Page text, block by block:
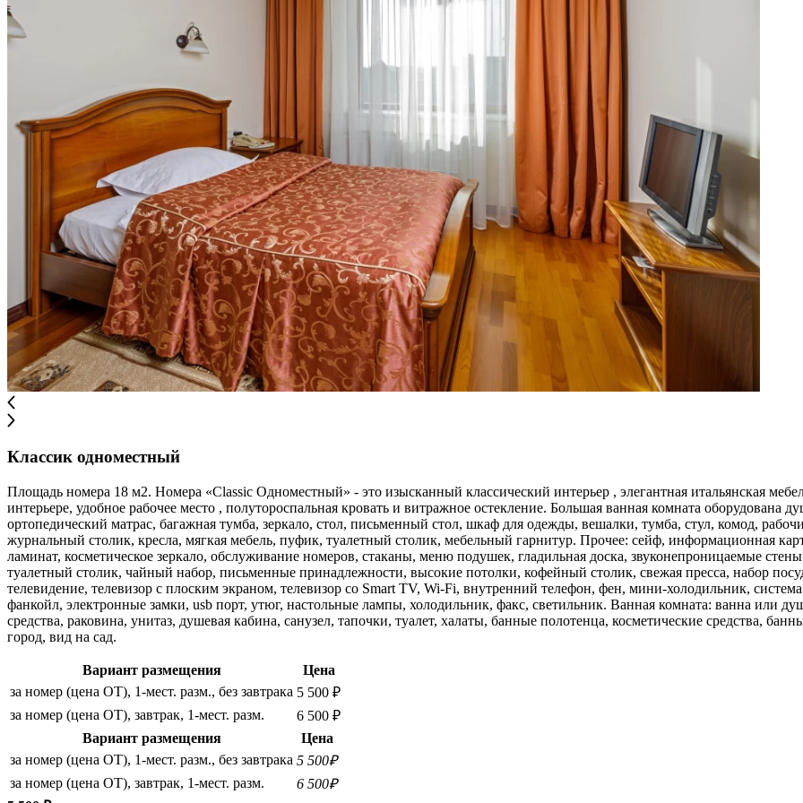
Классик одноместный
Площадь номера 18 м2. Номера «Classic Одноместный» - это изысканный классический интерьер , элегантная итальянская
интерьере, удобное рабочее место , полутороспальная кровать и витражное остекление. Большая ванная комната оборудована
ортопедический матрас, багажная тумба, зеркало, стол, письменный стол, шкаф для одежды, вешалки, тумба, стул, комод,
журнальный столик, кресла, мягкая мебель, пуфик, туалетный столик, мебельный гарнитур. Прочее: сейф, информационная
ламинат, косметическое зеркало, обслуживание номеров, стаканы, меню подушек, гладильная доска, звуконепроницаемые
туалетный столик, чайный набор, письменные принадлежности, высокие потолки, кофейный столик, свежая пресса, набор
телевидение, телевизор с плоским экраном, телевизор со Smart TV, Wi-Fi, внутренний телефон, фен, мини-холодильник,
фанкойл, электронные замки, usb порт, утюг, настольные лампы, холодильник, факс, светильник. Ванная комната: ванна или
средства, раковина, унитаз, душевая кабина, санузел, тапочки, туалет, халаты, банные полотенца, косметические средства,
город, вид на сад.
Вариант размещения
Цена
за номер (цена ОТ), 1-мест. разм., без завтрака 5 500 ₽
за номер (цена ОТ), завтрак, 1-мест. разм.
6 500 ₽
Вариант размещения
Цена
за номер (цена ОТ), 1-мест. разм., без завтрака 5 500₽
за номер (цена ОТ), завтрак, 1-мест. разм.
6 500₽